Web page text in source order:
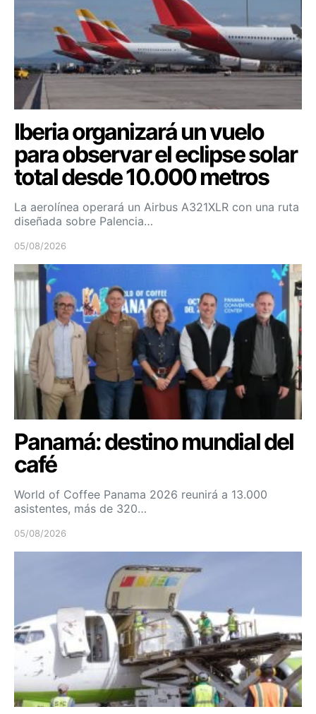
Iberia organizará un vuelo
para observar el eclipse solar
total desde 10.000 metros
La aerolínea operará un Airbus A321XLR con una ruta
diseñada sobre Palencia…
05/08/2026
Panamá: destino mundial del
café
World of Coffee Panama 2026 reunirá a 13.000
asistentes, más de 320…
05/08/2026